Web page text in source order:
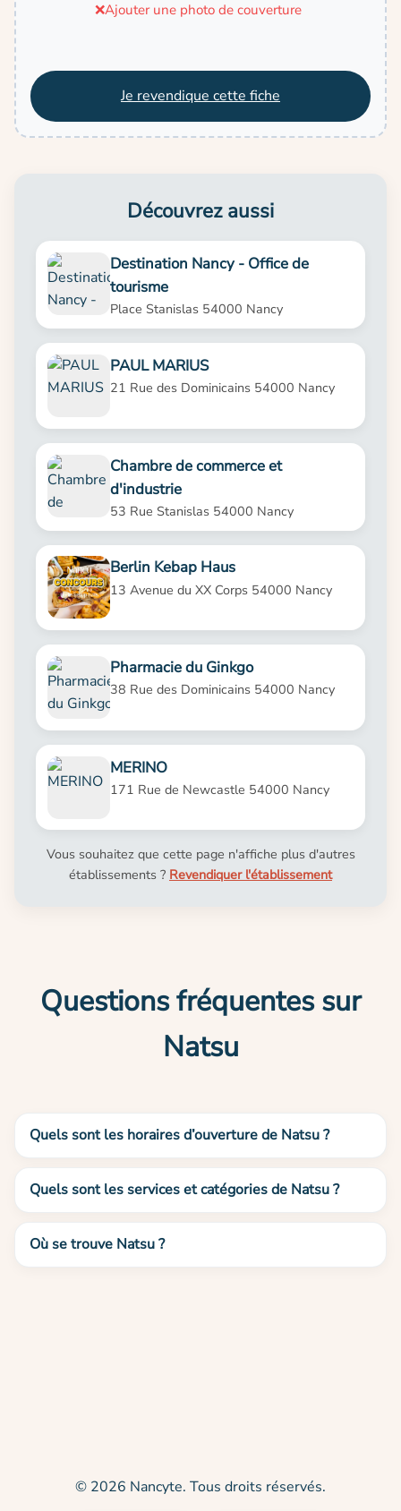
❌Ajouter une photo de couverture
Je revendique cette fiche
Découvrez aussi
Destination Nancy - Office de
tourisme
Place Stanislas 54000 Nancy
PAUL MARIUS
21 Rue des Dominicains 54000 Nancy
Chambre de commerce et
d'industrie
53 Rue Stanislas 54000 Nancy
Berlin Kebap Haus
13 Avenue du XX Corps 54000 Nancy
Pharmacie du Ginkgo
38 Rue des Dominicains 54000 Nancy
MERINO
171 Rue de Newcastle 54000 Nancy
Vous souhaitez que cette page n'affiche plus d'autres
établissements ? Revendiquer l'établissement
Questions fréquentes sur
Natsu
Quels sont les horaires d’ouverture de Natsu ?
Quels sont les services et catégories de Natsu ?
Où se trouve Natsu ?
© 2026 Nancyte. Tous droits réservés.